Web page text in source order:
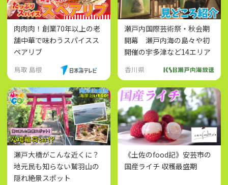
肉肉肉！創業70年以上の老
舗中華で味わうスパイスス
ペアリブ
鳥取 島根
瀬戸内国際芸術祭・秋会期
開幕 瀬戸内海の島々や初
開催の宇多津など14エリア
香川県
瀬戸大橋がこんな近くに？
地元民も知らない鷲羽山の
隠れ絶景スポット
《土佐のfood記》安芸市の
国産ライチ 収穫最盛期